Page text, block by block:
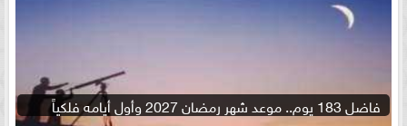
فاضل 183 يوم.. موعد شهر رمضان 2027 وأول أيامه فلكياً